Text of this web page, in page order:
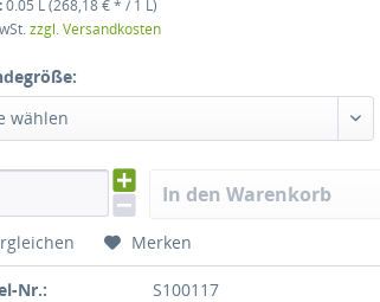
0.05 L (268,18 € * / 1 L)
zzgl. Versandkosten
wählen
In den Warenkorb
Merken
Nr.:
S100117